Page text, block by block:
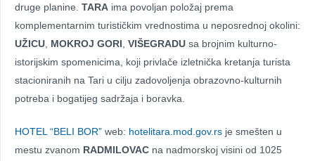
druge planine. TARA ima povoljan položaj prema
komplementarnim turističkim vrednostima u neposrednoj okolini:
UŽICU MOKROJ GORI VIŠEGRADU sa brojnim kulturno-
istorijskim spomenicima, koji privlače izletnička kretanja turista
stacioniranih na Tari u cilju zadovoljenja obrazovno-kulturnih
potreba i bogatijeg sadržaja i boravka.
HOTEL “BELI BOR” web: hotelitara.mod.gov.rs je smešten u
mestu zvanom RADMILOVAC na nadmorskoj visini od 1025